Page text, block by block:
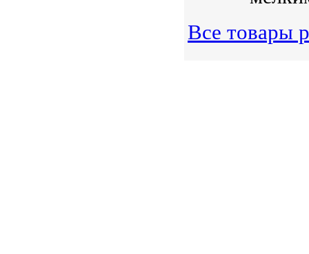
Все товары